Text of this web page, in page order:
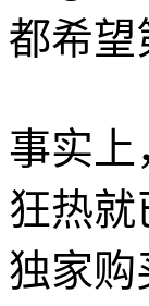
都希望
事实上
狂热就
独家购